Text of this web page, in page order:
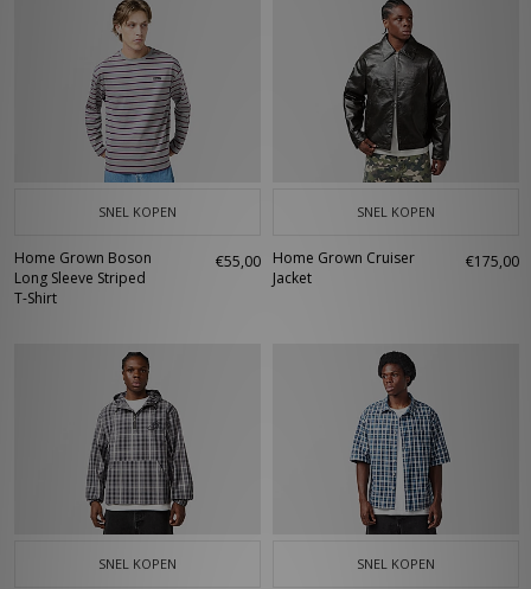
SNEL KOPEN
Home Grown Boson
Long Sleeve Striped
T-Shirt
€55,00
SNEL KOPEN
Home Grown Cruiser
Jacket
€175,00
SNEL KOPEN SNEL KOPEN